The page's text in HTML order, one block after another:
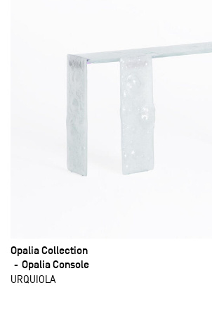
Opalia Collection
Opalia Console
URQUIOLA